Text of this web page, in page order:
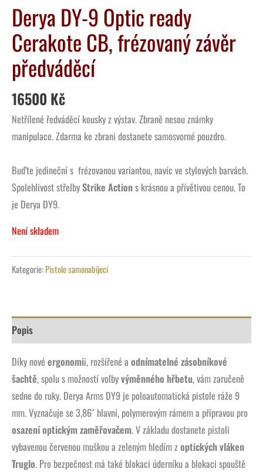
Derya DY-9 Optic ready
Cerakote CB, frézovaný závěr
předváděcí
16500 Kč
Netřílené ředváděcí kousky z výstav. Zbraně nesou známky
manipulace. Zdarma ke zbrani dostanete samosvorné pouzdro.
Buďte jedineční s frézovanou variantou, navíc ve stylových barvách.
Spolehlivost střelbyStrike Actions krásnou a přívětivou cenou. To
je Derya DY9.
Není skladem
Kategorie:Pistole samonabíjecí
Popis
Díky novéergonomii, rozšířené a odnímatelné zásobníkové
šachtě, spolu s možností volbyvýměnného hřbetu, vám zaručeně
sedne do ruky. Derya Arms DY9 je poloautomatická pistole ráže 9
mm. Vyznačuje se 3,86″ hlavní, polymerovým rámem a přípravou pro
osazení optickým zaměřovačem. V základu dostanete pistoli
vybavenou červenou muškou a zeleným hledím zoptických vláken
Truglo. Pro bezpečnost má také blokaci úderníku a blokaci spouště